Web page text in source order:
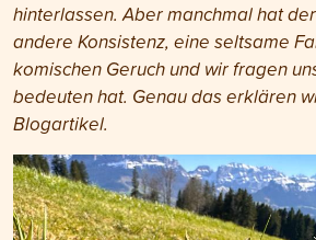
hinterlassen. Aber manchmal hat
andere Konsistenz, eine seltsame
komischen Geruch und wir fragen
bedeuten hat. Genau das erklären
Blogartikel.